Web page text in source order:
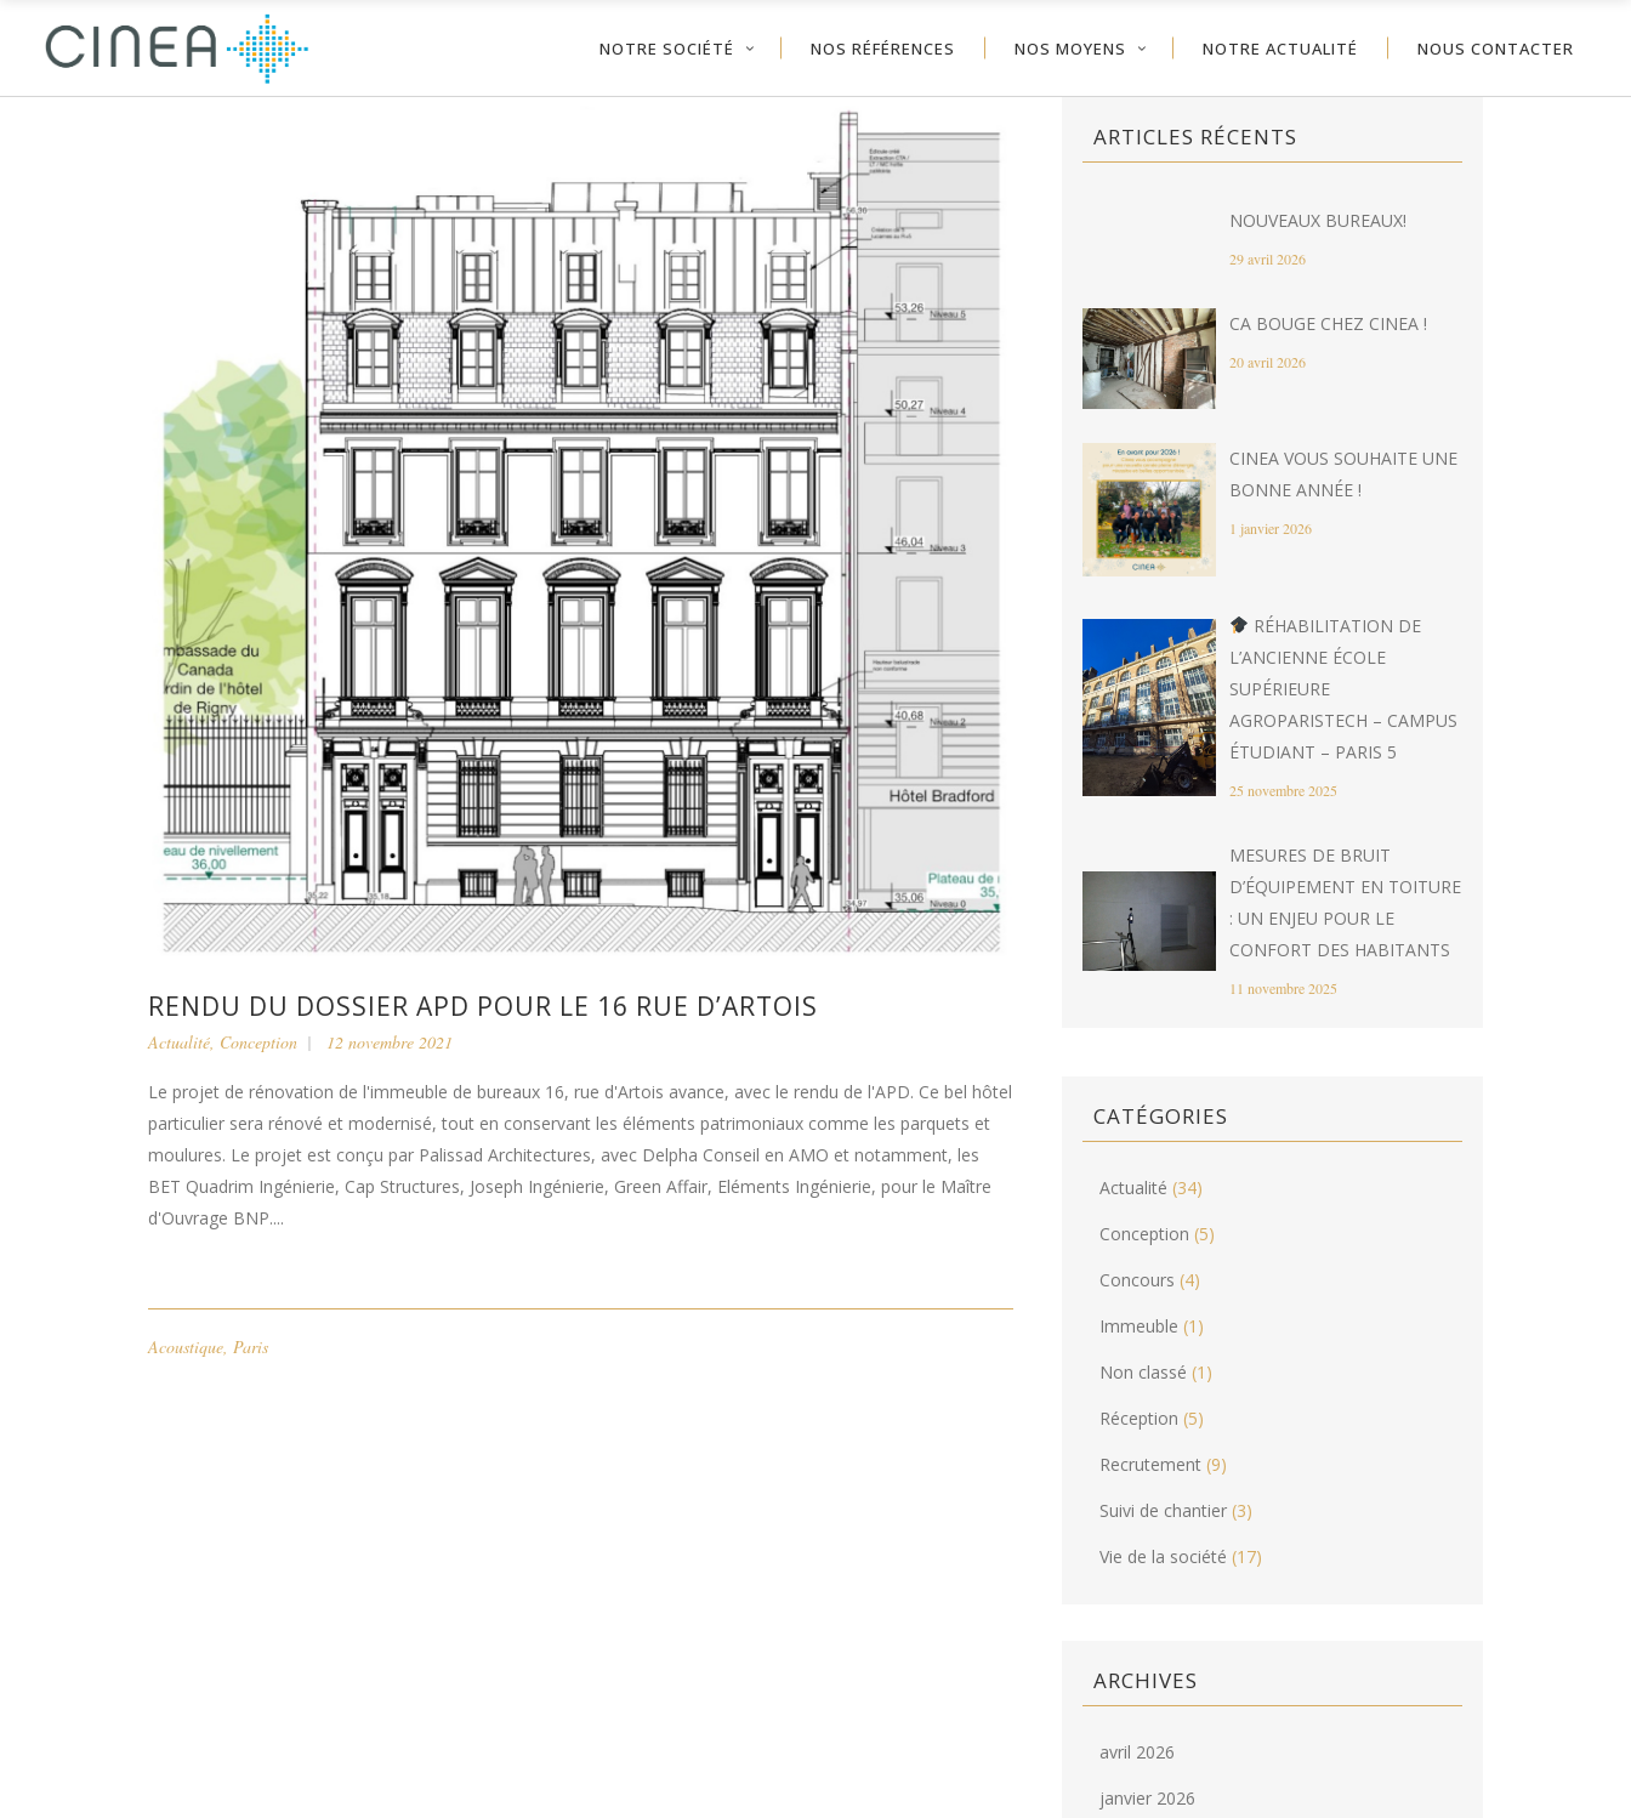
NOTRE SOCIÉTÉ NOS RÉFÉRENCES NOS MOYENS NOTRE ACTUALITÉ NOUS CONTACTER
RENDU DU DOSSIER APD POUR LE 16 RUE D’ARTOIS
Actualité, Conception 12 novembre 2021
Le projet de rénovation de l'immeuble de bureaux 16, rue d'Artois avance, avec le rendu de l'APD. Ce bel hôtel
particulier sera rénové et modernisé, tout en conservant les éléments patrimoniaux comme les parquets et
moulures. Le projet est conçu par Palissad Architectures, avec Delpha Conseil en AMO et notamment, les
BET Quadrim Ingénierie, Cap Structures, Joseph Ingénierie, Green Affair, Eléments Ingénierie, pour le Maître
d'Ouvrage BNP....
Acoustique, Paris
ARTICLES RÉCENTS
NOUVEAUX BUREAUX!
29 avril 2026
CA BOUGE CHEZ CINEA !
20 avril 2026
CINEA VOUS SOUHAITE UNE
BONNE ANNÉE !
1 janvier 2026
RÉHABILITATION DE
L’ANCIENNE ÉCOLE
SUPÉRIEURE
AGROPARISTECH – CAMPUS
ÉTUDIANT – PARIS 5
25 novembre 2025
MESURES DE BRUIT
D’ÉQUIPEMENT EN TOITURE
: UN ENJEU POUR LE
CONFORT DES HABITANTS
11 novembre 2025
CATÉGORIES
Actualité (34)
Conception (5)
Concours (4)
Immeuble (1)
Non classé (1)
Réception (5)
Recrutement (9)
Suivi de chantier (3)
Vie de la société (17)
ARCHIVES
avril 2026
janvier 2026